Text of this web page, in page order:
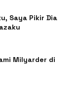
Saya Pikir Dia
Milyarder di